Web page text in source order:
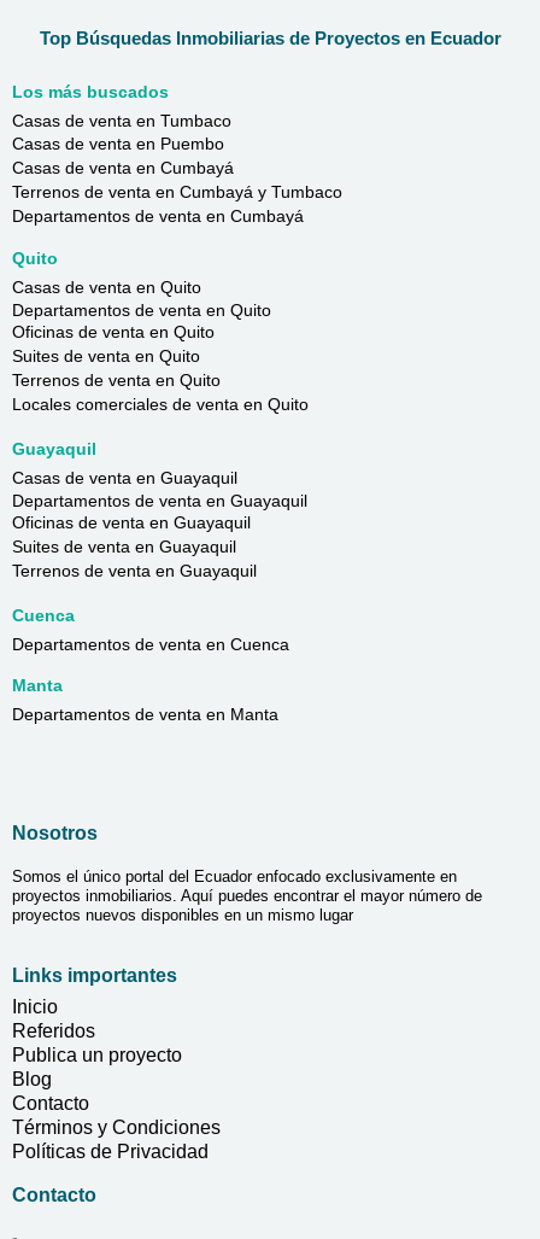
Top Búsquedas Inmobiliarias de Proyectos en Ecuador
Los más buscados
Casas de venta en Tumbaco
Casas de venta en Puembo
Casas de venta en Cumbayá
Terrenos de venta en Cumbayá y Tumbaco
Departamentos de venta en Cumbayá
Quito
Casas de venta en Quito
Departamentos de venta en Quito
Oficinas de venta en Quito
Suites de venta en Quito
Terrenos de venta en Quito
Locales comerciales de venta en Quito
Guayaquil
Casas de venta en Guayaquil
Departamentos de venta en Guayaquil
Oficinas de venta en Guayaquil
Suites de venta en Guayaquil
Terrenos de venta en Guayaquil
Cuenca
Departamentos de venta en Cuenca
Manta
Departamentos de venta en Manta
Nosotros
Somos el único portal del Ecuador enfocado exclusivamente en
proyectos inmobiliarios. Aquí puedes encontrar el mayor número de
proyectos nuevos disponibles en un mismo lugar
Links importantes
Inicio
Referidos
Publica un proyecto
Blog
Contacto
Términos y Condiciones
Políticas de Privacidad
Contacto